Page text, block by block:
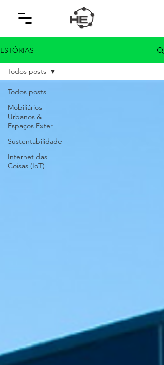
ESTÓRIAS
Todos posts
Mobiliários
Urbanos &
Espaços Exter
Sustentabilidade
Internet das
Coisas (IoT)
Todos posts